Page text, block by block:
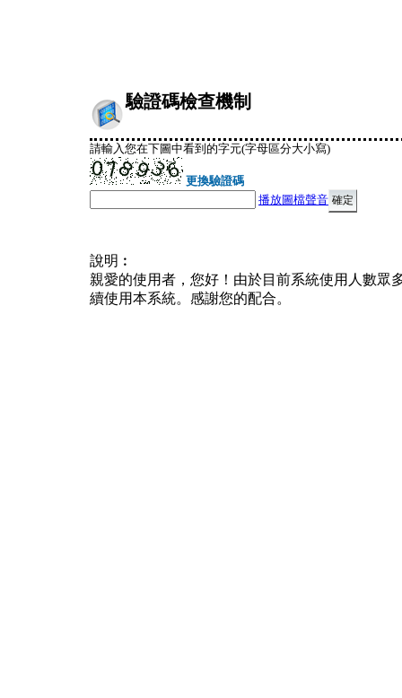
驗證碼檢查機制
請輸入您在下圖中看到的字元(字母區分大小寫)
更換驗證碼
播放圖檔聲音
說明︰
親愛的使用者，您好！由於目前系統使用人數眾
續使用本系統。感謝您的配合。